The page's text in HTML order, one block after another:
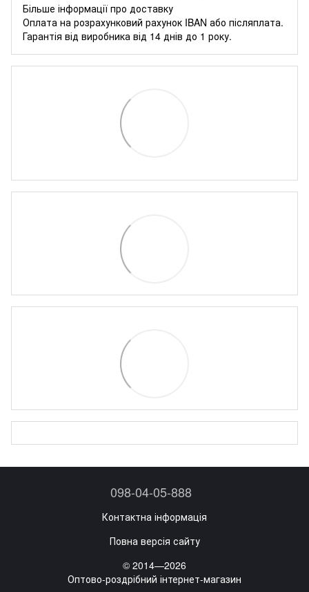
Більше інформації про доставку
Оплата на розрахунковий рахунок IBAN або післяплата.
Гарантія від виробника від 14 днів до 1 року.
098-04-05-888
Контактна інформація
Повна версія сайту
© 2014—2026
Оптово-роздрібний інтернет-магазин